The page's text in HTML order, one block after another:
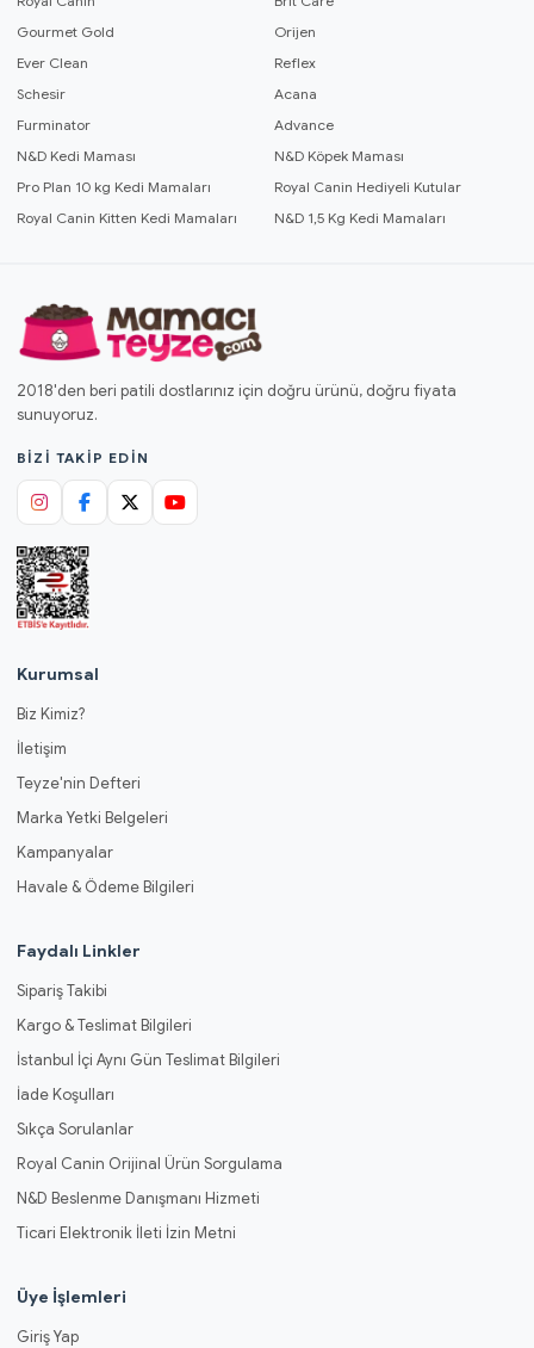
Gourmet Gold
Orijen
Ever Clean
Reflex
Schesir
Acana
Furminator
Advance
N&D Kedi Maması
N&D Köpek Maması
Pro Plan 10 kg Kedi Mamaları
Royal Canin Hediyeli Kutular
Royal Canin Kitten Kedi Mamaları
N&D 1,5 Kg Kedi Mamaları
2018'den beri patili dostlarınız için doğru ürünü, doğru fiyata
sunuyoruz.
BIZI TAKIP EDIN
Kurumsal
Biz Kimiz?
İletişim
Teyze'nin Defteri
Marka Yetki Belgeleri
Kampanyalar
Havale & Ödeme Bilgileri
Faydalı Linkler
Sipariş Takibi
Kargo & Teslimat Bilgileri
İstanbul İçi Aynı Gün Teslimat Bilgileri
İade Koşulları
Sıkça Sorulanlar
Royal Canin Orijinal Ürün Sorgulama
N&D Beslenme Danışmanı Hizmeti
Ticari Elektronik İleti İzin Metni
Üye İşlemleri
Giriş Yap